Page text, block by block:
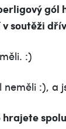
gól
soutěži
:)
neměli :),
hrajete